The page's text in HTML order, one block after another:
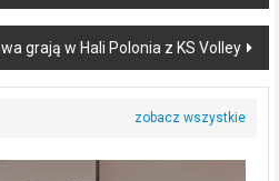
grają w Hali Polonia z KS Volley